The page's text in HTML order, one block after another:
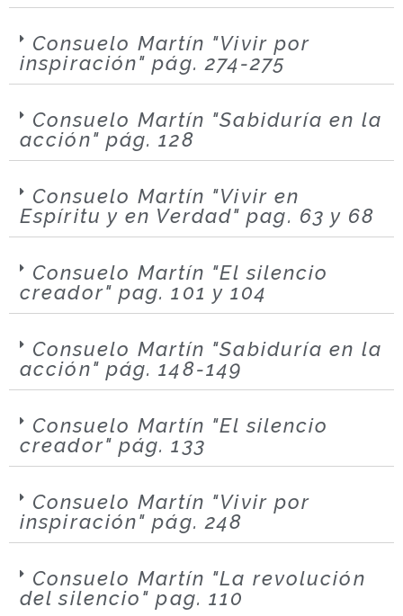
Consuelo Martín "Vivir por
inspiración" pág. 274-275
Consuelo Martín "Sabiduría en la
acción" pág. 128
Consuelo Martín "Vivir en
Espíritu y en Verdad" pag. 63 y 68
Consuelo Martín "El silencio
creador" pag. 101 y 104
Consuelo Martín "Sabiduría en la
acción" pág. 148-149
Consuelo Martín "El silencio
creador" pág. 133
Consuelo Martín "Vivir por
inspiración" pág. 248
Consuelo Martín "La revolución
del silencio" pag. 110